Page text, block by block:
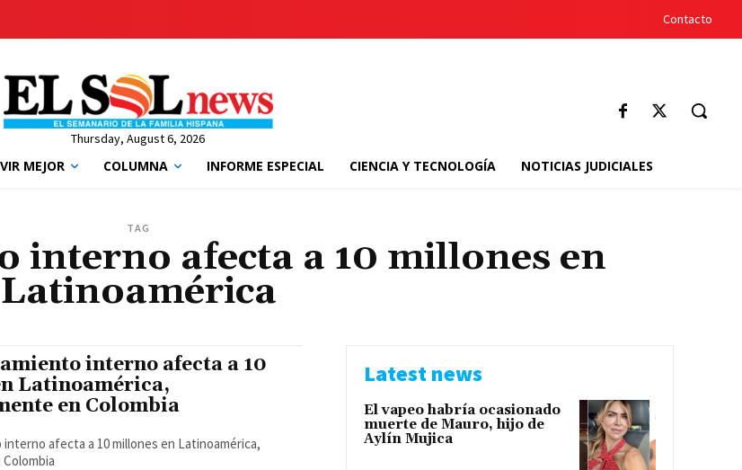
Contacto
Thursday, August 6, 2026
MEJOR COLUMNA INFORME ESPECIAL CIENCIA Y TECNOLOGÍA NOTICIAS JUDICIALES
TAG
interno afecta a 10 millones en
Latinoamérica
interno afecta a 10
Latinoamérica,
en Colombia
interno afecta a 10 millones en Latinoamérica,
Latest news
El vapeo habría ocasionado
muerte de Mauro, hijo de
Aylín Mujica